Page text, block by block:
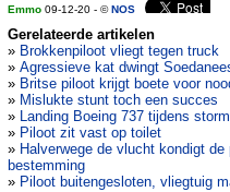
Emmo 09-12-20 - ©NOS
Gerelateerde artikelen
» Brokkenpiloot vliegt tegen truck
» Agressieve kat dwingt
» Britse piloot krijgt boete voor
» Mislukte stunt toch een succes
» Landing Boeing 737 tijdens
» Piloot zit vast op toilet
» Halverwege de vlucht kondigt
bestemming
» Piloot buitengesloten, vliegtuig